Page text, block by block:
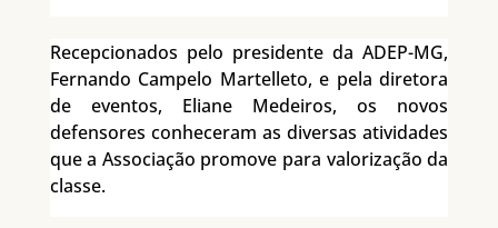
Recepcionados pelo presidente da ADEP-MG,
Fernando Campelo Martelleto, e pela diretora
de eventos, Eliane Medeiros, os novos
defensores conheceram as diversas atividades
que a Associação promove para valorização da
classe.